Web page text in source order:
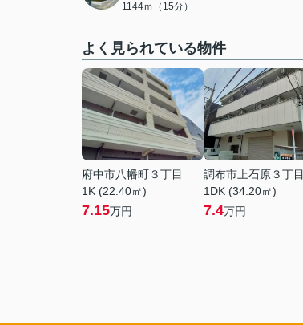
1144ｍ（15分）
よく見られている物件
府中市八幡町３丁目
1K (22.40㎡)
7.15万円
調布市上石原３丁目
1DK (34.20㎡)
7.4万円